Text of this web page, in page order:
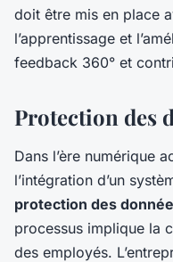
doit être mis en place
l’apprentissage et
feedback 360° et
Protection des
Dans l’ère numérique
l’intégration d’un
protection des
processus implique la
des employés.